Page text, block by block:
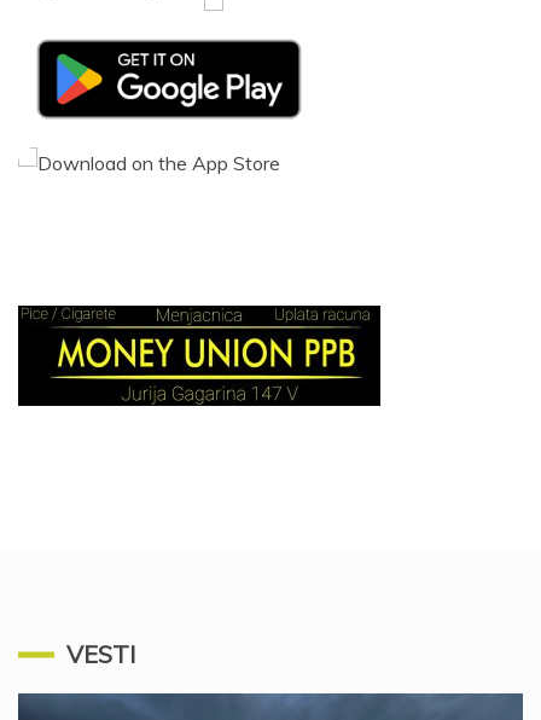
VESTI